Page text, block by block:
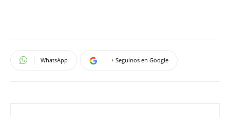
WhatsApp + Seguinos en Google